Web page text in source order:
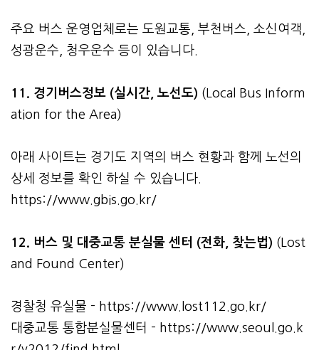
주요 버스 운영업체로는 도원교통, 부천버스, 소신여객,
성광운수, 청우운수 등이 있습니다.
11. 경기버스정보 (실시간, 노선도) (Local Bus Inform
ation for the Area)
아래 사이트는 경기도 지역의 버스 현황과 함께 노선의
상세 정보를 확인 하실 수 있습니다.
https://www.gbis.go.kr/
12. 버스 및 대중교통 분실물 센터 (전화, 찾는법) (Lost
and Found Center)
경찰청 유실물 - https://www.lost112.go.kr/
대중교통 통합분실물센터 - https://www.seoul.go.k